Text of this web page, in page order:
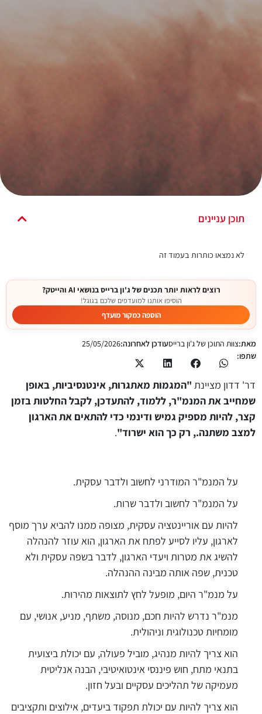
תוכן עניינים
לא נמצאו כותרות בעמוד זה
רוצים לראות יותר תכנים של ג'ון ברייס בנושאי AI והייטק?
הוסיפו אותנו למועדפים שלכם בגוגל!
הוספה כמקור מועדף
מאת:צוות התוכן של ג'ון ברייסעודכן לאחרונה:25/05/2026
שתפו:
דר' דדון מציינת "המגמות מאתגרות, אינטנסיביות, באופן
שמחייב את המנמ"ר, ללמוד, להתעדכן, לקבל החלטות בזמן
קצר, להיות מספיק גמיש ודינמי כדי להתאים את הארגון
למצב משתנה., רק כך הוא ישרוד".
על המנמ"ר המודרני לחשוב ולדבר עסקית.
על המנמ"ר לחשוב ולדבר שרות.
להיות עם אוריינטציה עסקית, מצופה ממנו להביא ערך מוסף
לארגון, עליו לסייע לפתח את הארגון, הוא עוזר להנהלה
להשיג את מטרות ויעדי הארגון, לדבר בשפה עסקית ולא
טכנית, שפה אותה מבינה ההנהלה.
על מנמ"ר היום, מופעל לחץ לתוצאות מהירות.
מנמ"ר נדרש להיות חכם, מנוסה, משתף, מניע, אנושי, עם
מומחיות טכנולוגית וניהולית.
הוא צריך להיות מנהיג, מוביל פעולה, עם יכולת ביצועית
בתנאי מתח, חוש פיננסי אינטואיטיבי, הבנה אנליטית
מעמיקה של תהליכים עסקיים ובעל חזון.
הוא צריך להיות עם יכולת תפקוד ביעדים, אילוצים ותקציבים